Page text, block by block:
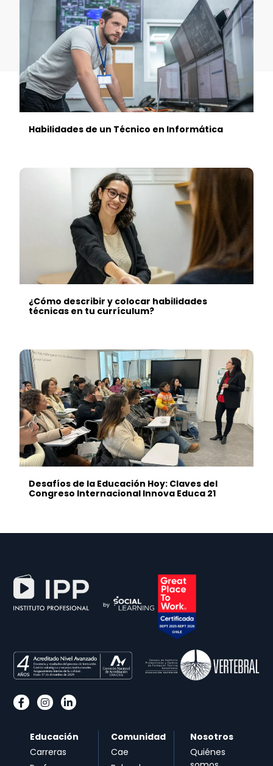
Habilidades de un Técnico en Informática
¿Cómo describir y colocar habilidades
técnicas en tu currículum?
Desafíos de la Educación Hoy: Claves del
Congreso Internacional Innova Educa 21
Educación
Carreras
Comunidad
Cae
Nosotros
Quiénes